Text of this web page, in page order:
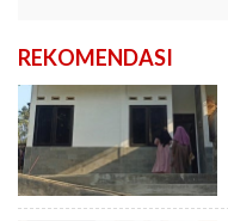
REKOMENDASI